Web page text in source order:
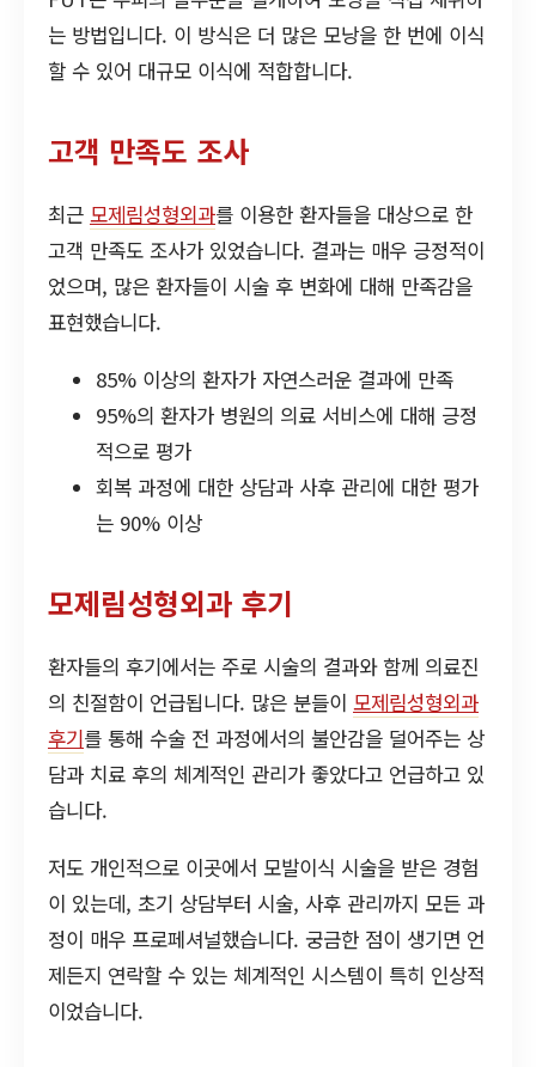
는 방법입니다. 이 방식은 더 많은 모낭을 한 번에 이식
할 수 있어 대규모 이식에 적합합니다.
고객 만족도 조사
최근 모제림성형외과를 이용한 환자들을 대상으로 한
고객 만족도 조사가 있었습니다. 결과는 매우 긍정적이
었으며, 많은 환자들이 시술 후 변화에 대해 만족감을
표현했습니다.
85% 이상의 환자가 자연스러운 결과에 만족
95%의 환자가 병원의 의료 서비스에 대해 긍정
적으로 평가
회복 과정에 대한 상담과 사후 관리에 대한 평가
는 90% 이상
모제림성형외과 후기
환자들의 후기에서는 주로 시술의 결과와 함께 의료진
의 친절함이 언급됩니다. 많은 분들이 모제림성형외과
후기를 통해 수술 전 과정에서의 불안감을 덜어주는 상
담과 치료 후의 체계적인 관리가 좋았다고 언급하고 있
습니다.
저도 개인적으로 이곳에서 모발이식 시술을 받은 경험
이 있는데, 초기 상담부터 시술, 사후 관리까지 모든 과
정이 매우 프로페셔널했습니다. 궁금한 점이 생기면 언
제든지 연락할 수 있는 체계적인 시스템이 특히 인상적
이었습니다.